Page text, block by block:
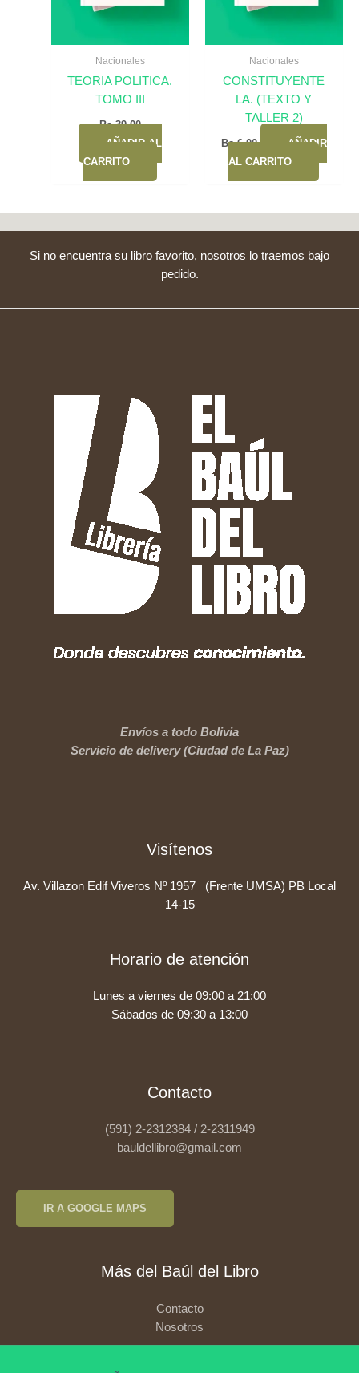
Nacionales
TEORIA POLITICA.
TOMO III
Bs.39,00
AÑADIR AL
CARRITO
Nacionales
CONSTITUYENTE
LA. (TEXTO Y
TALLER 2)
Bs.6,00
AÑADIR
AL CARRITO
Si no encuentra su libro favorito, nosotros lo traemos bajo
pedido.
Envíos a todo Bolivia
Servicio de delivery (Ciudad de La Paz)
Visítenos
Av. Villazon Edif Viveros Nº 1957 (Frente UMSA) PB Local
14-15
Horario de atención
Lunes a viernes de 09:00 a 21:00
Sábados de 09:30 a 13:00
Contacto
(591) 2-2312384 / 2-2311949
bauldellibro@gmail.com
IR A GOOGLE MAPS
Más del Baúl del Libro
Contacto
Nosotros